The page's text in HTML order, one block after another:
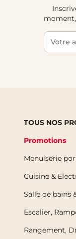
TOUS NOS
Promotions
Menuiserie
Cuisine &
Salle de bains
Escalier,
Rangement,